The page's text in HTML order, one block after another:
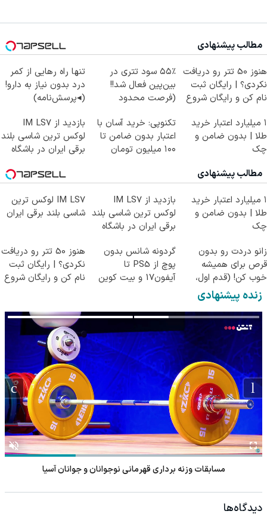
مطالب پیشنهادی
هنوز 50 تتر رو دریافت
نکردی؟ | رایگان ثبت
نام کن و رایگان شروع
۵۵٪ سود تتری در
بین‌پین فعال شد!!
(فرصت محدود
تنها راه رهایی از کمر
درد بدون نیاز به دارو!
(◂پرسش‌نامه)
۱ میلیارد اعتبار خرید
طلا | بدون ضامن و
چک
تکنوپی: خرید آسان با
اعتبار بدون ضامن تا
۱۰۰ میلیون تومان
بازدید از IM LS7
لوکس ترین شاسی بلند
برقی ایران در باشگاه
مطالب پیشنهادی
۱ میلیارد اعتبار خرید
طلا | بدون ضامن و
چک
بازدید از IM LS7
لوکس ترین شاسی بلند
برقی ایران در باشگاه
IM LS7 لوکس ترین
شاسی بلند برقی ایران
زانو دردت رو بدون
قرص برای همیشه
خوب کن! (قدم اول،
پرسش‌نامه)
گردونه شانس بدون
پوچ از PS5 تا
آیفون17 و بیت کوین
هنوز 50 تتر رو دریافت
نکردی؟ | رایگان ثبت
نام کن و رایگان شروع
زنده پیشنهادی
مسابقات وزنه برداری قهرمانی نوجوانان و جوانان آسیا
دیدگاه‌ها